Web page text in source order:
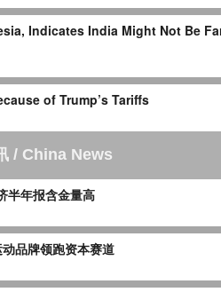
Indicates India Might Not Be
of Trump’s Tariffs
/ China News
半年报含金量高
品牌领跑资本赛道